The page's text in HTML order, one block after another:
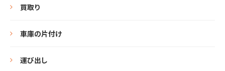
買取り
車庫の片付け
運び出し